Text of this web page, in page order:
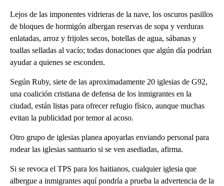
Lejos de las imponentes vidrieras de la nave, los oscuros pasillos
de bloques de hormigón albergan reservas de sopa y verduras
enlatadas, arroz y frijoles secos, botellas de agua, sábanas y
toallas selladas al vacío; todas donaciones que algún día podrían
ayudar a quienes se esconden.
Según Ruby, siete de las aproximadamente 20 iglesias de G92,
una coalición cristiana de defensa de los inmigrantes en la
ciudad, están listas para ofrecer refugio físico, aunque muchas
evitan la publicidad por temor al acoso.
Otro grupo de iglesias planea apoyarlas enviando personal para
rodear las iglesias santuario si se ven asediadas, afirma.
Si se revoca el TPS para los haitianos, cualquier iglesia que
albergue a inmigrantes aquí pondría a prueba la advertencia de la